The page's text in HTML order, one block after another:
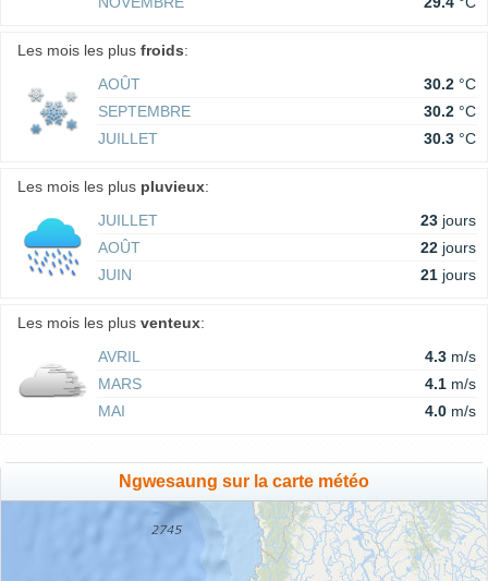
Les mois les plus froids:
AOÛT
30.2 °C
SEPTEMBRE
30.2 °C
JUILLET
30.3 °C
Les mois les plus pluvieux:
JUILLET
23 jours
AOÛT
22 jours
JUIN
21 jours
Les mois les plus venteux:
AVRIL
4.3 m/s
MARS
4.1 m/s
MAI
4.0 m/s
Ngwesaung sur la carte météo